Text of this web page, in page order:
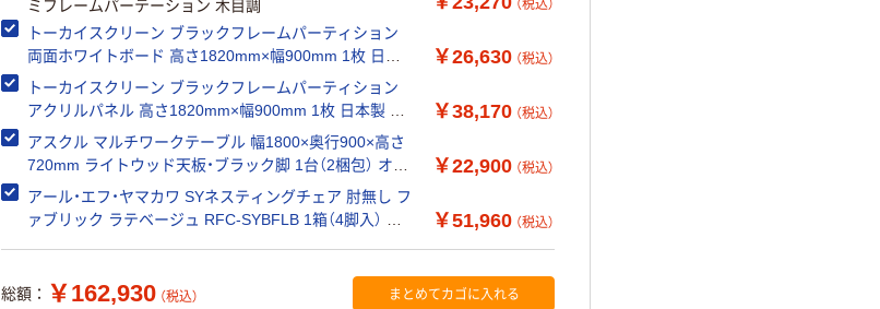
ミフレームパーテーション 木目調
（税込）
トーカイスクリーン ブラックフレームパーティション
両面ホワイトボード 高さ1820mm×幅900mm 1枚 日本
製 アルミフレームパーテーション
￥26,630 （税込）
トーカイスクリーン ブラックフレームパーティション
アクリルパネル 高さ1820mm×幅900mm 1枚 日本製 ア
ルミフレームパーテーション
￥38,170 （税込）
アスクル マルチワークテーブル 幅1800×奥行900×高さ
720mm ライトウッド天板・ブラック脚 1台（2梱包） オリ
ジナル
￥22,900 （税込）
アール・エフ・ヤマカワ SYネスティングチェア 肘無し フ
ァブリック ラテベージュ RFC-SYBFLB 1箱（4脚入） 幅
￥51,960 （税込）
総額： ￥162,930 （税込） まとめてカゴに入れる